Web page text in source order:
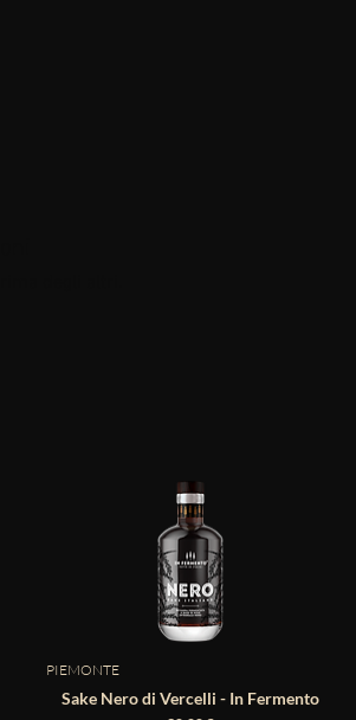
PIEMONTE
Sake Nero di Vercelli - In Fermento